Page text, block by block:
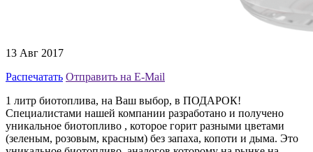
13 Авг 2017
Распечатать Отправить на E-Mail
1 литр биотоплива, на Ваш выбор, в ПОДАРОК!
Специалистами нашей компании разработано и получено
уникальное биотопливо , которое горит разными цветами
(зеленым, розовым, красным) без запаха, копоти и дыма. Это